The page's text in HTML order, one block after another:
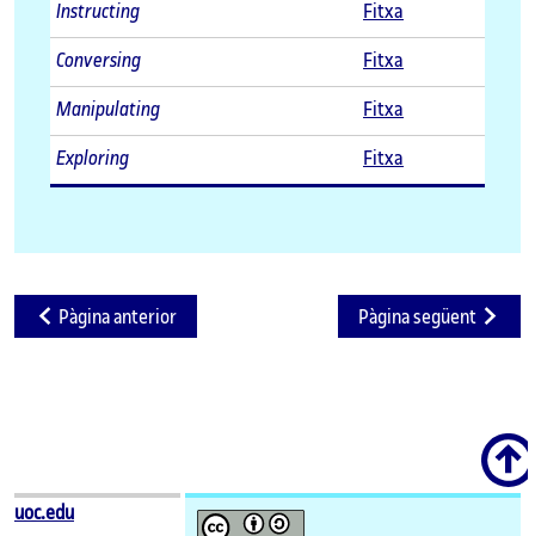
Instructing Fitxa
Conversing Fitxa
Manipulating Fitxa
Exploring Fitxa
Pàgina anterior Pàgina següent
Scroll
uoc.edu